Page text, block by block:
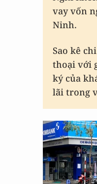
vay vốn
Ninh.
Sao kê
thoại với
ký của
lãi trong